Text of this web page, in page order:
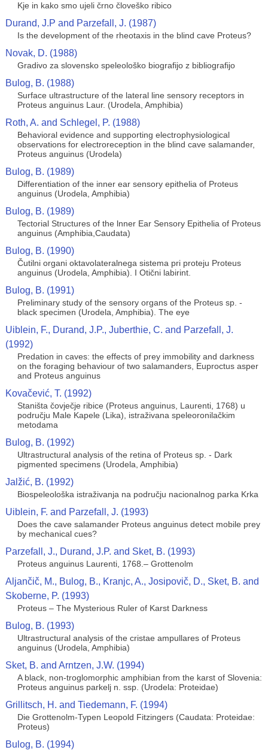
Kje in kako smo ujeli črno človeško ribico
Durand, J.P and Parzefall, J. (1987)
Is the development of the rheotaxis in the blind cave Proteus?
Novak, D. (1988)
Gradivo za slovensko speleološko biografijo z bibliografijo
Bulog, B. (1988)
Surface ultrastructure of the lateral line sensory receptors in
Proteus anguinus Laur. (Urodela, Amphibia)
Roth, A. and Schlegel, P. (1988)
Behavioral evidence and supporting electrophysiological
observations for electroreception in the blind cave salamander,
Proteus anguinus (Urodela)
Bulog, B. (1989)
Differentiation of the inner ear sensory epithelia of Proteus
anguinus (Urodela, Amphibia)
Bulog, B. (1989)
Tectorial Structures of the lnner Ear Sensory Epithelia of Proteus
anguinus (Amphibia,Caudata)
Bulog, B. (1990)
Čutilni organi oktavolateralnega sistema pri proteju Proteus
anguinus (Urodela, Amphibia). I Otični labirint.
Bulog, B. (1991)
Preliminary study of the sensory organs of the Proteus sp. -
black specimen (Urodela, Amphibia). The eye
Uiblein, F., Durand, J.P., Juberthie, C. and Parzefall, J.
(1992)
Predation in caves: the effects of prey immobility and darkness
on the foraging behaviour of two salamanders, Euproctus asper
and Proteus anguinus
Kovačević, T. (1992)
Staništa čovječje ribice (Proteus anguinus, Laurenti, 1768) u
području Male Kapele (Lika), istraživana speleoronilačkim
metodama
Bulog, B. (1992)
Ultrastructural analysis of the retina of Proteus sp. - Dark
pigmented specimens (Urodela, Amphibia)
Jalžić, B. (1992)
Biospeleološka istraživanja na području nacionalnog parka Krka
Uiblein, F. and Parzefall, J. (1993)
Does the cave salamander Proteus anguinus detect mobile prey
by mechanical cues?
Parzefall, J., Durand, J.P. and Sket, B. (1993)
Proteus anguinus Laurenti, 1768.– Grottenolm
Aljančič, M., Bulog, B., Kranjc, A., Josipovič, D., Sket, B. and
Skoberne, P. (1993)
Proteus – The Mysterious Ruler of Karst Darkness
Bulog, B. (1993)
Ultrastructural analysis of the cristae ampullares of Proteus
anguinus (Urodela, Amphibia)
Sket, B. and Arntzen, J.W. (1994)
A black, non-troglomorphic amphibian from the karst of Slovenia:
Proteus anguinus parkelj n. ssp. (Urodela: Proteidae)
Grillitsch, H. and Tiedemann, F. (1994)
Die Grottenolm-Typen Leopold Fitzingers (Caudata: Proteidae:
Proteus)
Bulog, B. (1994)